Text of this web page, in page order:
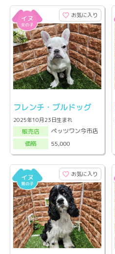
お気に入り
フレンチ・ブルドッグ
2025年10月23日生まれ
販売店
ペッツワン今市店
価格
55,000
お気に入り